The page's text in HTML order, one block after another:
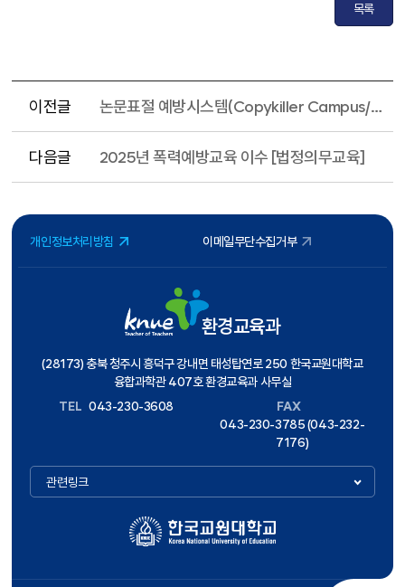
목록
이전글 논문표절 예방시스템(Copykiller Campus/Turnitin) 사용
다음글 2025년 폭력예방교육 이수 [법정의무교육]
개인정보처리방침 이메일무단수집거부
환경교육과
(28173) 충북 청주시 흥덕구 강내면 태성탑연로 250 한국교원대학교
융합과학관 407호 환경교육과 사무실
TEL 043-230-3608
FAX
043-230-3785 (043-232-
7176)
관련링크